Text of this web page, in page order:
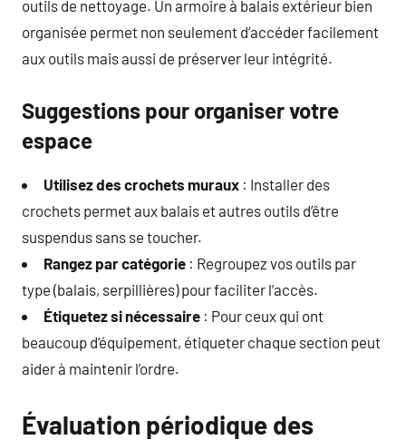
outils de nettoyage. Un armoire à balais extérieur bien
organisée permet non seulement d’accéder facilement
aux outils mais aussi de préserver leur intégrité.
Suggestions pour organiser votre
espace
Utilisez des crochets muraux : Installer des
crochets permet aux balais et autres outils d’être
suspendus sans se toucher.
Rangez par catégorie : Regroupez vos outils par
type (balais, serpillières) pour faciliter l’accès.
Étiquetez si nécessaire : Pour ceux qui ont
beaucoup d’équipement, étiqueter chaque section peut
aider à maintenir l’ordre.
Évaluation périodique des